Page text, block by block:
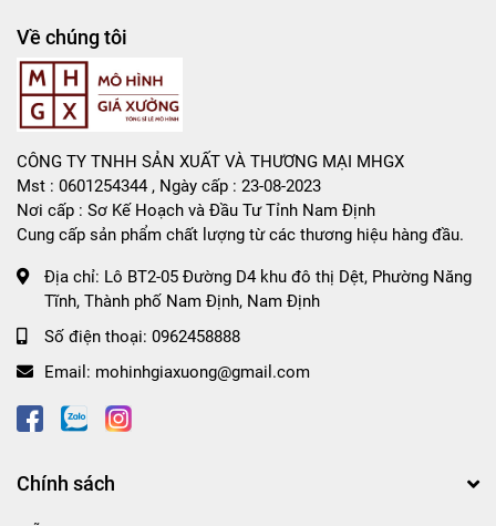
Về chúng tôi
CÔNG TY TNHH SẢN XUẤT VÀ THƯƠNG MẠI MHGX
Mst : 0601254344 , Ngày cấp : 23-08-2023
Nơi cấp : Sơ Kế Hoạch và Đầu Tư Tỉnh Nam Định
Cung cấp sản phẩm chất lượng từ các thương hiệu hàng đầu.
Địa chỉ: Lô BT2-05 Đường D4 khu đô thị Dệt, Phường Năng
Tĩnh, Thành phố Nam Định, Nam Định
Số điện thoại: 0962458888
Email: mohinhgiaxuong@gmail.com
Chính sách